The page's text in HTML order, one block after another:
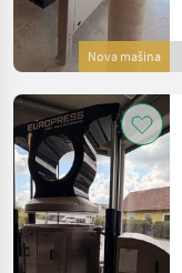
Nova mašina